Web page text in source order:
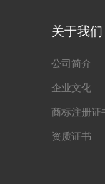
关于我们
公司简介
企业文化
商标注册证
资质证书